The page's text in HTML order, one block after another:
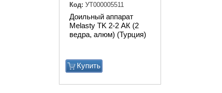
Доильный аппарат
Melasty TK 2-2 АК (2
ведра, алюм) (Турция)
Купить
Код: УТ000005511